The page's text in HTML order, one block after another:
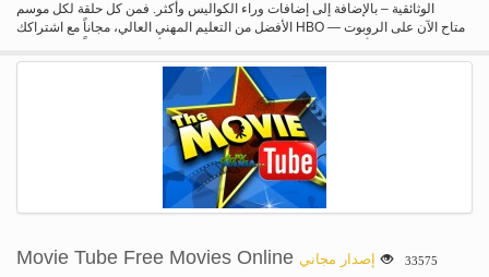
الوثائقية – بالإضافة إلى إضافات وراء الكواليس وأكثر. فمن كل حلقة لكل موسم
الأفضل من التعليم المهني العالي، مجاناً مع اشتراكك HBO — متاح الآن على الروبوت
التعليم المهني العالي من خلال المشاركة التلفزيون مقدمي الخدمات. مع "تذهب HBO
الجديدة التطبيق يمكنك": • مواكبة مع المفضلة لديك. شاهد كل ما تحب عن التعليم
المهني العالي، بما في ذلك البرمجة الأصلية HBO، أفلام ضرب، الرياضة والكوميديا
الإمبراطورية"، البنات، معترضا، "كبح الحماس الخاص بك" ®، Entourage ® ®
السوبرانو، الجنس و ® المدينة، ® "الأسلاك" وأكثر. بالإضافة إلى ذلك، الحصول على
مكافأة ميزات وإضافات وراء الكواليس الخاصة! • اعتبر معك: على التشغيل أو على
الطريق، لا يفوت لحظة المفضلة لديك HBO يظهر وضرب أفلام مع HBO انتقل على
جهاز الكمبيوتر المحمول الخاص بك وحدد أقراص والأجهزة النقالة. • جعله الخاصة بك:
المفضلة لديك يظهر التعليم المهني العالي وضرب أفلام على راحتك. إذا كنت هاربا،
استئناف عرض العناوين من قائمة مراقبة الخاص بك على الجهاز المحمول الخاص بك
Movie Tube Free Movies Online إصدار مجاني 33575